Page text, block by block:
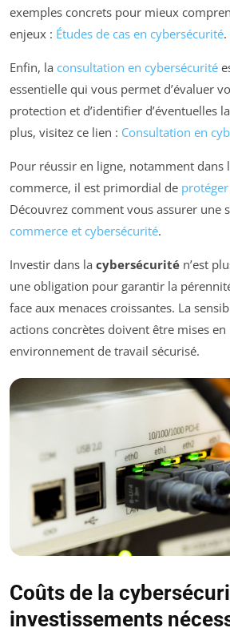
exemples concrets pour mieux
enjeux : Études de cas en cybersécurité.
Enfin, la consultation en cybersécurité
essentielle qui vous permet d’évaluer
protection et d’identifier d’éventuelles
plus, visitez ce lien : Consultation en
Pour réussir en ligne, notamment dans
commerce, il est primordial de
Découvrez comment vous assurer une
commerce et cybersécurité.
Investir dans la cybersécurité n’est
une obligation pour garantir la
face aux menaces croissantes. La
actions concrètes doivent être mises
environnement de travail sécurisé.
Coûts de la
investissements